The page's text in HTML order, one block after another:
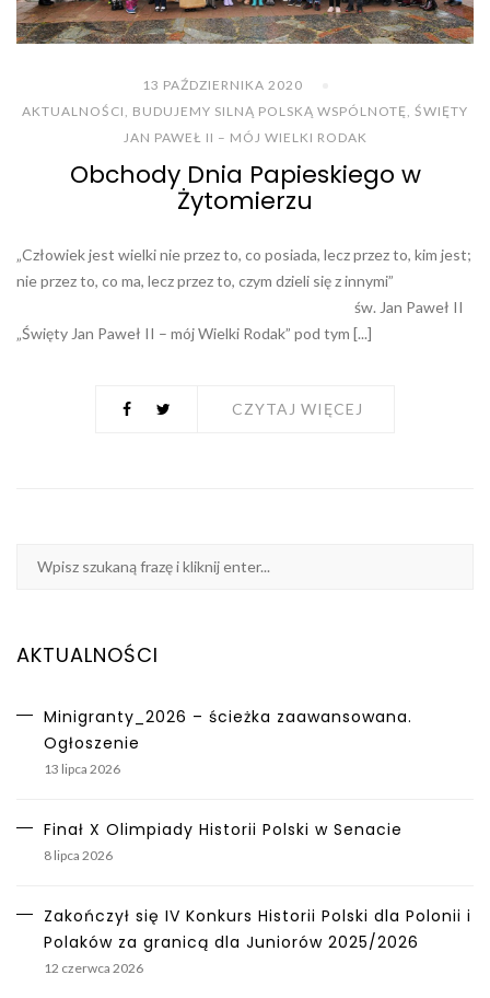
13 PAŹDZIERNIKA 2020
AKTUALNOŚCI
BUDUJEMY SILNĄ POLSKĄ WSPÓLNOTĘ ŚWIĘTY
JAN PAWEŁ II – MÓJ WIELKI RODAK
Obchody Dnia Papieskiego w
Żytomierzu
„Człowiek jest wielki nie przez to, co posiada, lecz przez to, kim jest;
nie przez to, co ma, lecz przez to, czym dzieli się z innymi”
św. Jan Paweł II
„Święty Jan Paweł II – mój Wielki Rodak” pod tym [...]
CZYTAJ WIĘCEJ
AKTUALNOŚCI
Minigranty_2026 – ścieżka zaawansowana.
Ogłoszenie
13 lipca 2026
Finał X Olimpiady Historii Polski w Senacie
8 lipca 2026
Zakończył się IV Konkurs Historii Polski dla Polonii i
Polaków za granicą dla Juniorów 2025/2026
12 czerwca 2026